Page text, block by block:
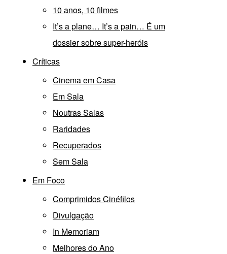
10 anos, 10 filmes
It’s a plane… It’s a pain… É um
dossier sobre super-heróis
Críticas
Cinema em Casa
Em Sala
Noutras Salas
Raridades
Recuperados
Sem Sala
Em Foco
Comprimidos Cinéfilos
Divulgação
In Memoriam
Melhores do Ano